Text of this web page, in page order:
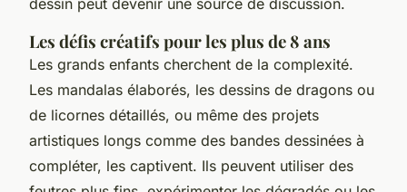
dessin peut devenir une source de discussion.
Les défis créatifs pour les plus de 8 ans
Les grands enfants cherchent de la complexité.
Les mandalas élaborés, les dessins de dragons ou
de licornes détaillés, ou même des projets
artistiques longs comme des bandes dessinées à
compléter, les captivent. Ils peuvent utiliser des